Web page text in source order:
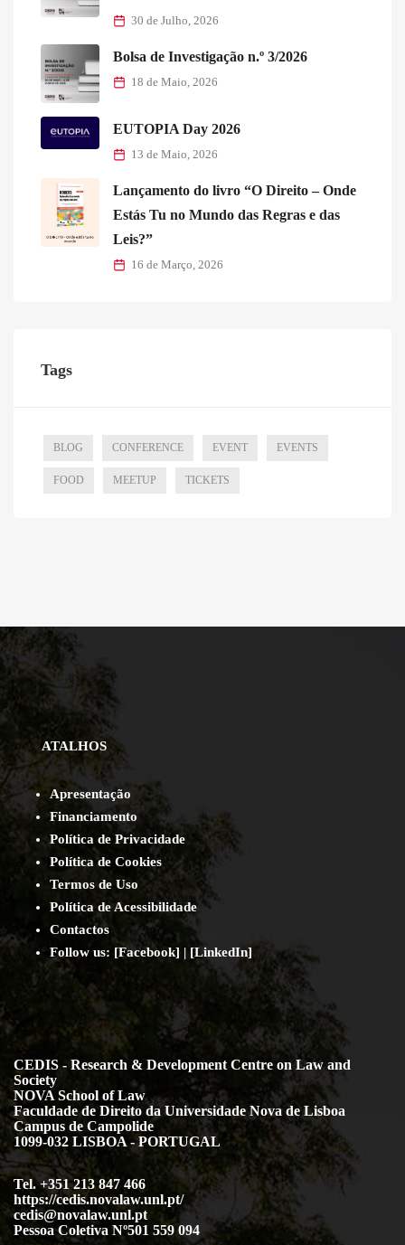
30 de Julho, 2026
Bolsa de Investigação n.º 3/2026
18 de Maio, 2026
EUTOPIA Day 2026
13 de Maio, 2026
Lançamento do livro “O Direito – Onde
Estás Tu no Mundo das Regras e das
Leis?”
16 de Março, 2026
Tags
BLOG CONFERENCE EVENT EVENTS
FOOD MEETUP TICKETS
ATALHOS
Apresentação
Financiamento
Política de Privacidade
Política de Cookies
Termos de Uso
Política de Acessibilidade
Contactos
Follow us: [Facebook] | [LinkedIn]
CEDIS - Research & Development Centre on Law and
Society
NOVA School of Law
Faculdade de Direito da Universidade Nova de Lisboa
Campus de Campolide
1099-032 LISBOA - PORTUGAL
Tel. +351 213 847 466
https://cedis.novalaw.unl.pt/
cedis@novalaw.unl.pt
Pessoa Coletiva Nº501 559 094